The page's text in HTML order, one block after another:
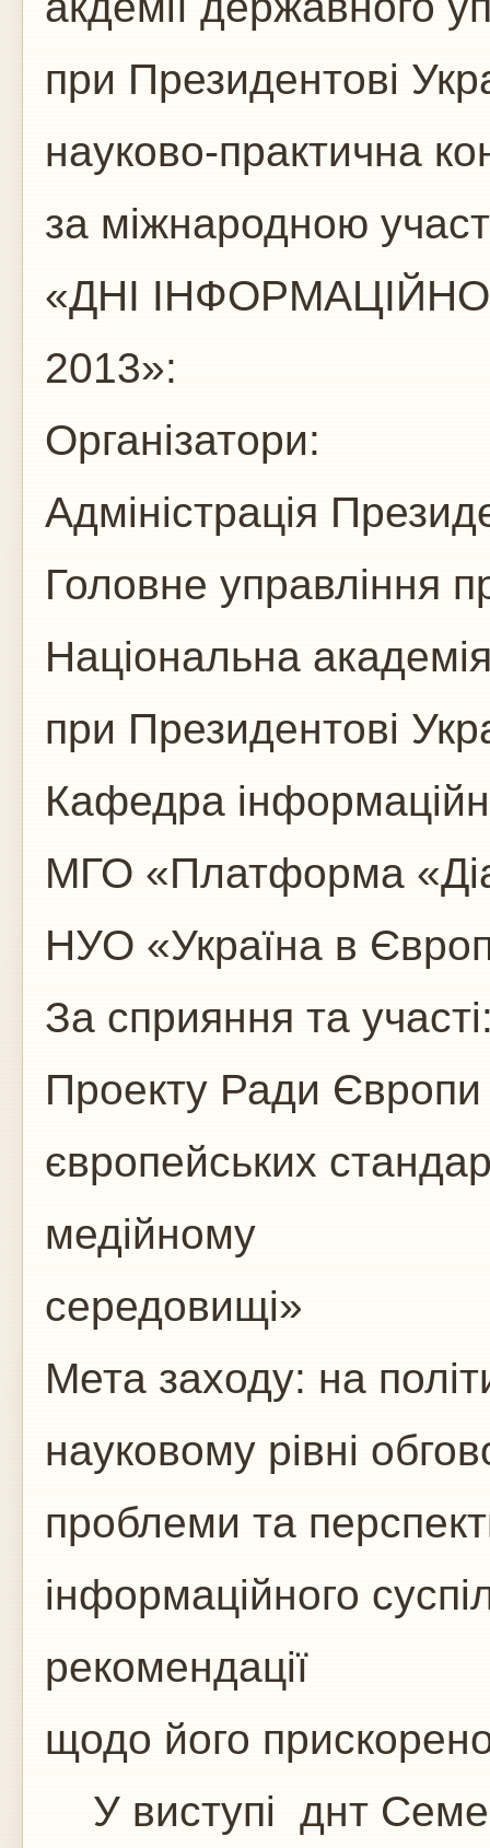
при Президентові
науково-практична
за міжнародною
«ДНІ
2013»:
Організатори:
Адміністрація
Головне управління
Національна
при Президентові
Кафедра
МГО «Платформа
НУО «Україна в
За сприяння та
Проекту Ради
європейських
медійному
середовищі»
Мета заходу: на
науковому рівні
проблеми та
інформаційного
рекомендації
щодо його
У виступі днт